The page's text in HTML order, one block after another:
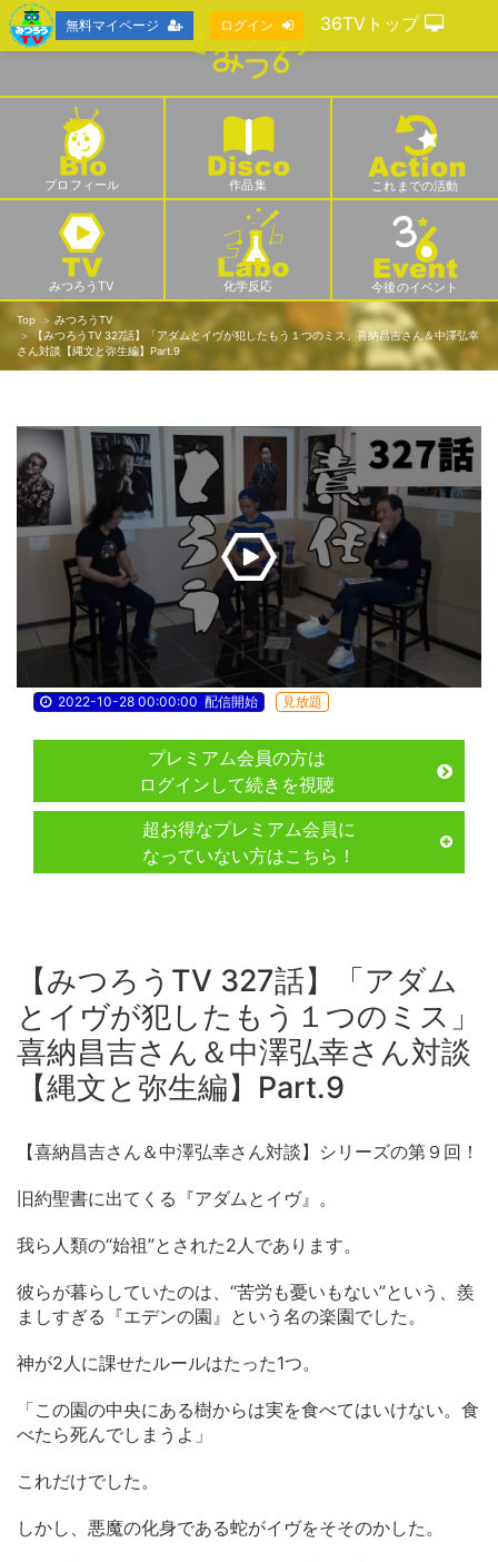
プロフィール 作品集 これまでの活動
みつろうTV 化学反応 今後のイベント
Top
みつろうTV
【みつろうTV 327話】「アダムとイヴが犯したもう１つのミス」喜納昌吉さん＆中澤弘幸
さん対談【縄文と弥生編】Part.9
2022-10-28 00:00:00 配信開始 見放題
プレミアム会員の方は
ログインして続きを視聴
超お得なプレミアム会員に
なっていない方はこちら！
【みつろうTV 327話】「アダム
とイヴが犯したもう１つのミス」
喜納昌吉さん＆中澤弘幸さん対談
【縄文と弥生編】Part.9
【喜納昌吉さん＆中澤弘幸さん対談】シリーズの第９回！
旧約聖書に出てくる『アダムとイヴ』。
我ら人類の“始祖”とされた2人であります。
彼らが暮らしていたのは、“苦労も憂いもない”という、羨
ましすぎる『エデンの園』という名の楽園でした。
神が2人に課せたルールはたった1つ。
「この園の中央にある樹からは実を食べてはいけない。食
べたら死んでしまうよ」
これだけでした。
しかし、悪魔の化身である蛇がイヴをそそのかした。
無料マイページ ログイン 36TVトップ